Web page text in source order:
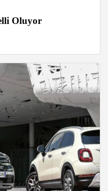
Oluyor